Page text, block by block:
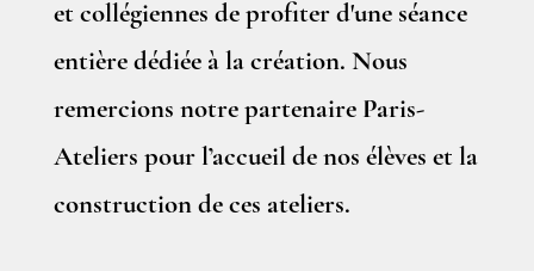
et collégiennes de profiter d'une séance
entière dédiée à la création. Nous
remercions notre partenaire Paris-
Ateliers pour l’accueil de nos élèves et la
construction de ces ateliers.